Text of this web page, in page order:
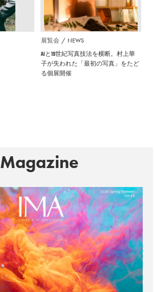
展覧会 NEWS
AIと19世紀写真技法を横断。村上華
子が失われた「最初の写真」をたど
る個展開催
Magazine